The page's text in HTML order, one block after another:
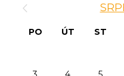
PO ÚT ST